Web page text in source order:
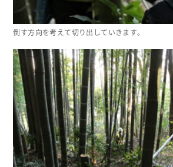
倒す方向を考えて切り出していきます。